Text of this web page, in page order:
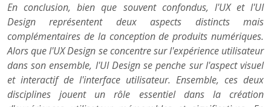
En conclusion, bien que souvent confondus, l'UX et l'UI
Design représentent deux aspects distincts mais
complémentaires de la conception de produits numériques.
Alors que l'UX Design se concentre sur l'expérience utilisateur
dans son ensemble, l'UI Design se penche sur l'aspect visuel
et interactif de l'interface utilisateur. Ensemble, ces deux
disciplines jouent un rôle essentiel dans la création